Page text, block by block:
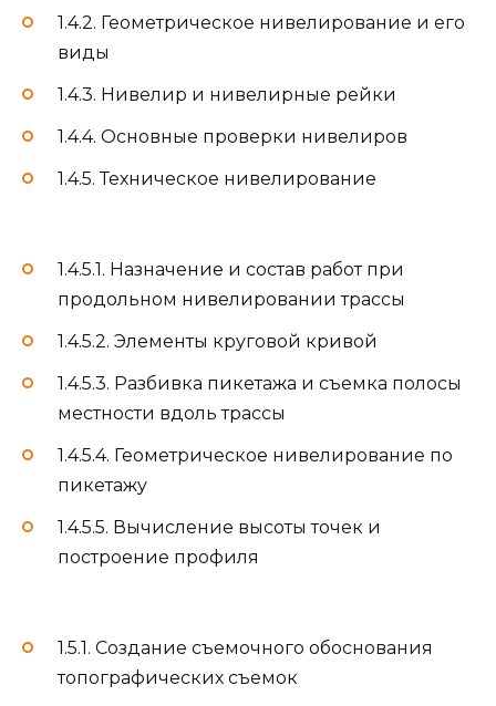
1.4.2. Геометрическое нивелирование и его
виды
1.4.3. Нивелир и нивелирные рейки
1.4.4. Основные проверки нивелиров
1.4.5. Техническое нивелирование
1.4.5.1. Назначение и состав работ при
продольном нивелировании трассы
1.4.5.2. Элементы круговой кривой
1.4.5.3. Разбивка пикетажа и съемка полосы
местности вдоль трассы
1.4.5.4. Геометрическое нивелирование по
пикетажу
1.4.5.5. Вычисление высоты точек и
построение профиля
1.5.1. Создание съемочного обоснования
топографических съемок